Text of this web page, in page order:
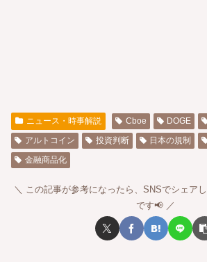
ニュース・時事解説 Cboe DOGE
アルトコイン
投資判断 日本の規制
金融商品化
この記事が参考になったら、SNSでシェア
です📢